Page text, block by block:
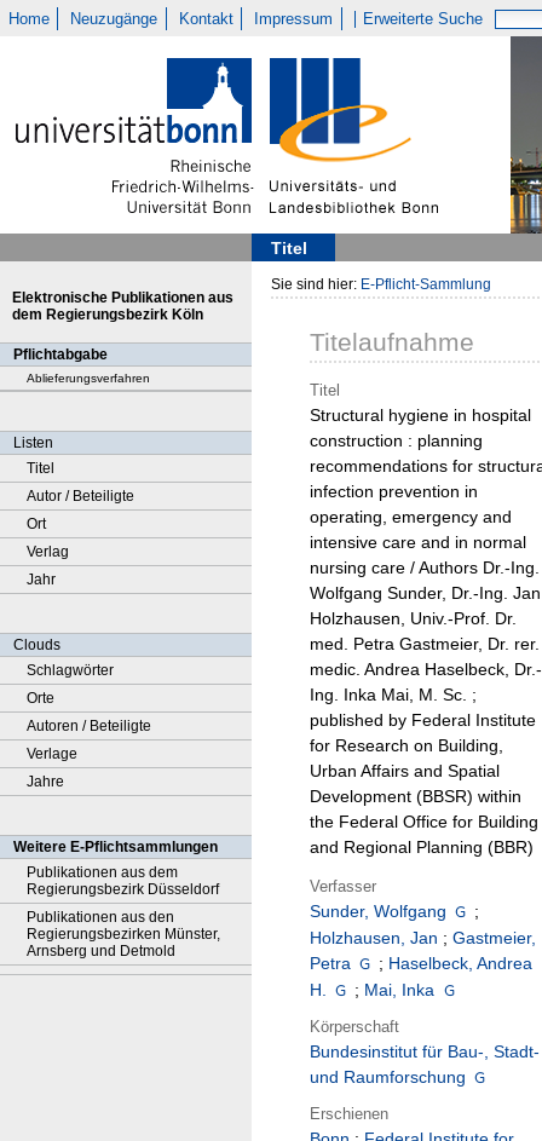
Home Neuzugänge Kontakt Impressum Erweiterte Suche
Titel
Elektronische Publikationen aus
dem Regierungsbezirk Köln
Pflichtabgabe
Ablieferungsverfahren
Listen
Titel
Autor / Beteiligte
Ort
Verlag
Jahr
Clouds
Schlagwörter
Orte
Autoren / Beteiligte
Verlage
Jahre
Weitere E-Pflichtsammlungen
Publikationen aus dem
Regierungsbezirk Düsseldorf
Publikationen aus den
Regierungsbezirken Münster,
Arnsberg und Detmold
Sie sind hier: E-Pflicht-Sammlung
Titelaufnahme
Titel
Structural hygiene in hospital
construction : planning
recommendations for
infection prevention in
operating, emergency and
intensive care and in normal
nursing care / Authors Dr.-Ing.
Wolfgang Sunder, Dr.-Ing. Jan
Holzhausen, Univ.-Prof. Dr.
med. Petra Gastmeier, Dr. rer.
medic. Andrea Haselbeck, Dr.-
Ing. Inka Mai, M. Sc. ;
published by Federal Institute
for Research on Building,
Urban Affairs and Spatial
Development (BBSR) within
the Federal Office for Building
and Regional Planning (BBR)
Verfasser
Sunder, Wolfgang
;
Holzhausen, Jan ; Gastmeier,
Petra
; Haselbeck, Andrea
H.
; Mai, Inka
Körperschaft
Bundesinstitut für Bau-, Stadt-
und Raumforschung
Erschienen